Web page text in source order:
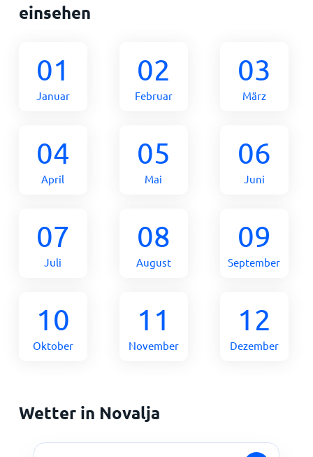
einsehen
01
Januar
02
Februar
03
März
04
April
05
Mai
06
Juni
07
Juli
08
August
09
September
10
Oktober
11
November
12
Dezember
Wetter in Novalja